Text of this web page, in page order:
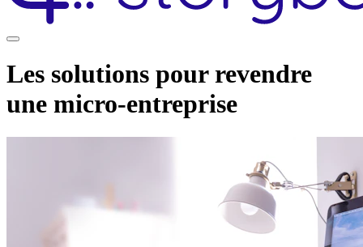
Les solutions pour revendre
une micro-entreprise